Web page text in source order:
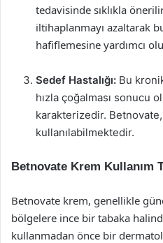
tedavisinde sıklıkla
iltihaplanmayı azaltarak
hafiflemesine yardımcı
Sedef Hastalığı: Bu
hızla çoğalması sonucu
karakterizedir.
kullanılabilmektedir.
Betnovate Krem Kullanım
Betnovate krem, genellikle
bölgelere ince bir tabaka
kullanmadan önce bir